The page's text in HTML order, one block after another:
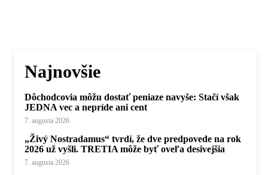
Najnovšie
Dôchodcovia môžu dostať peniaze navyše: Stačí však
JEDNA vec a nepríde ani cent
7. augusta 2026
„Živý Nostradamus“ tvrdí, že dve predpovede na rok
2026 už vyšli. TRETIA môže byť oveľa desivejšia
7. augusta 2026